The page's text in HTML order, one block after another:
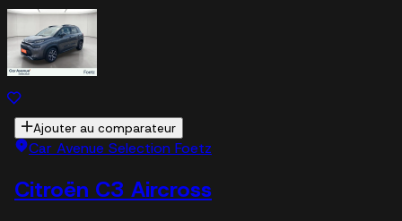
Ajouter au comparateur
Car Avenue Selection Foetz
Citroën C3 Aircross